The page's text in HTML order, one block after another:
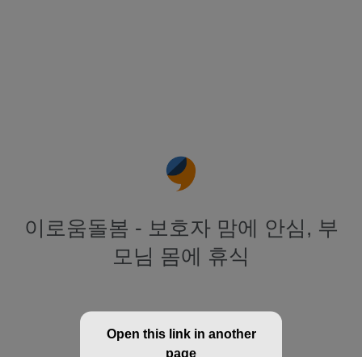
이로움돌봄 - 보호자 맘에 안심, 부
모님 몸에 휴식